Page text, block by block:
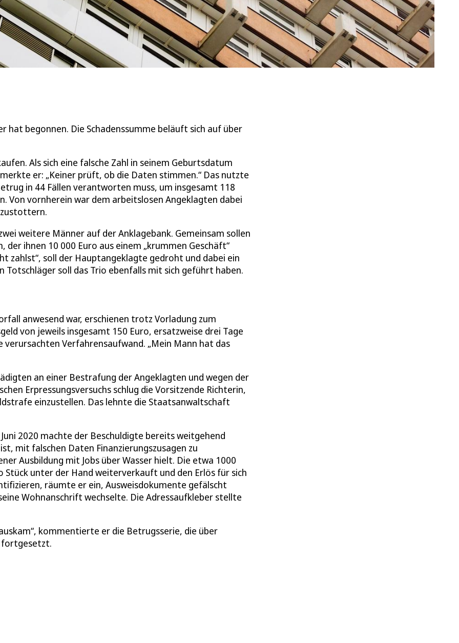
hat begonnen. Die Schadenssumme beläuft sich auf über
Als sich eine falsche Zahl in seinem Geburtsdatum
er: „Keiner prüft, ob die Daten stimmen.“ Das nutzte
in 44 Fällen verantworten muss, um insgesamt 118
Von vornherein war dem arbeitslosen Angeklagten dabei
weitere Männer auf der Anklagebank. Gemeinsam sollen
ihnen 10 000 Euro aus einem „krummen Geschäft“
zahlst“, soll der Hauptangeklagte gedroht und dabei ein
Totschläger soll das Trio ebenfalls mit sich geführt haben.
anwesend war, erschienen trotz Vorladung zum
von jeweils insgesamt 150 Euro, ersatzweise drei Tage
Verfahrensaufwand. „Mein Mann hat das
an einer Bestrafung der Angeklagten und wegen der
Erpressungsversuchs schlug die Vorsitzende Richterin,
einzustellen. Das lehnte die Staatsanwaltschaft
2020 machte der Beschuldigte bereits weitgehend
mit falschen Daten Finanzierungszusagen zu
Ausbildung mit Jobs über Wasser hielt. Die etwa 1000
unter der Hand weiterverkauft und den Erlös für sich
räumte er ein, Ausweisdokumente gefälscht
Wohnanschrift wechselte. Die Adressaufkleber stellte
kommentierte er die Betrugsserie, die über
fortgesetzt.